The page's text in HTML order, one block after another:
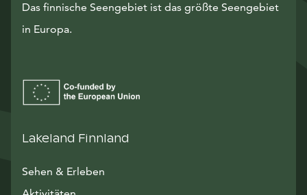
Das finnische Seengebiet ist das größte Seengebiet
in Europa.
Lakeland Finnland
Sehen & Erleben